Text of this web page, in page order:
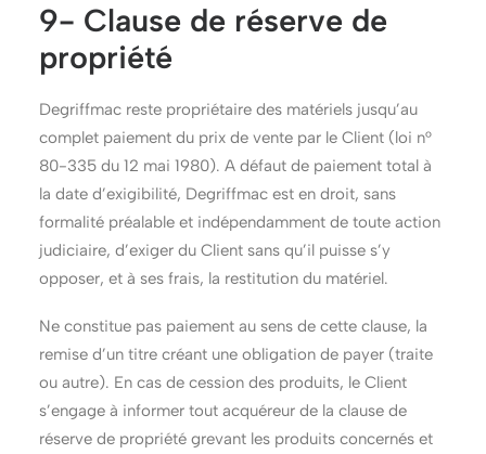
9- Clause de réserve de
propriété
Degriffmac reste propriétaire des matériels jusqu’au
complet paiement du prix de vente par le Client (loi n°
80-335 du 12 mai 1980). A défaut de paiement total à
la date d’exigibilité, Degriffmac est en droit, sans
formalité préalable et indépendamment de toute action
judiciaire, d’exiger du Client sans qu’il puisse s’y
opposer, et à ses frais, la restitution du matériel.
Ne constitue pas paiement au sens de cette clause, la
remise d’un titre créant une obligation de payer (traite
ou autre). En cas de cession des produits, le Client
s’engage à informer tout acquéreur de la clause de
réserve de propriété grevant les produits concernés et